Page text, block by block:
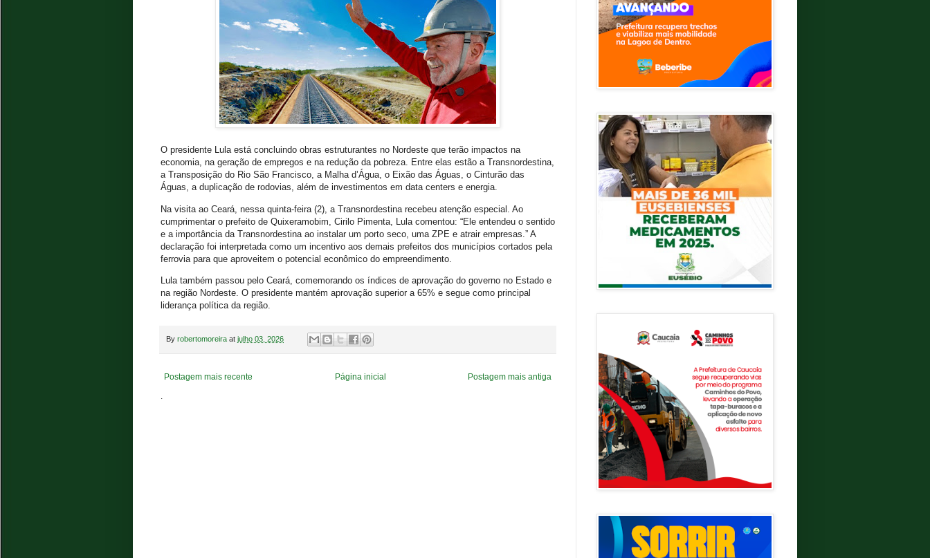
O presidente Lula está concluindo obras estruturantes no Nordeste que terão impactos na
economia, na geração de empregos e na redução da pobreza. Entre elas estão a Transnordestina,
a Transposição do Rio São Francisco, a Malha d’Água, o Eixão das Águas, o Cinturão das
Águas, a duplicação de rodovias, além de investimentos em data centers e energia.
Na visita ao Ceará, nessa quinta-feira (2), a Transnordestina recebeu atenção especial. Ao
cumprimentar o prefeito de Quixeramobim, Cirilo Pimenta, Lula comentou: “Ele entendeu o sentido
e a importância da Transnordestina ao instalar um porto seco, uma ZPE e atrair empresas.” A
declaração foi interpretada como um incentivo aos demais prefeitos dos municípios cortados pela
ferrovia para que aproveitem o potencial econômico do empreendimento.
Lula também passou pelo Ceará, comemorando os índices de aprovação do governo no Estado e
na região Nordeste. O presidente mantém aprovação superior a 65% e segue como principal
liderança política da região.
By robertomoreira at julho 03, 2026
Postagem mais recente Postagem mais antiga
Página inicial
.